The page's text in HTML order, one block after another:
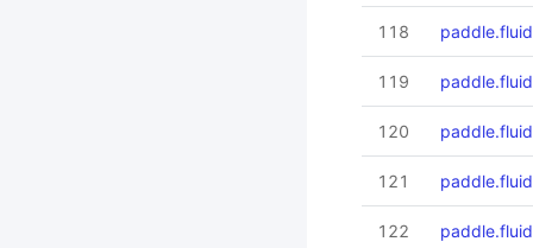
118
119
120
121
122